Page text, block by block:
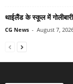
थाईलैंड के स्कूल में
CG News - August 7,